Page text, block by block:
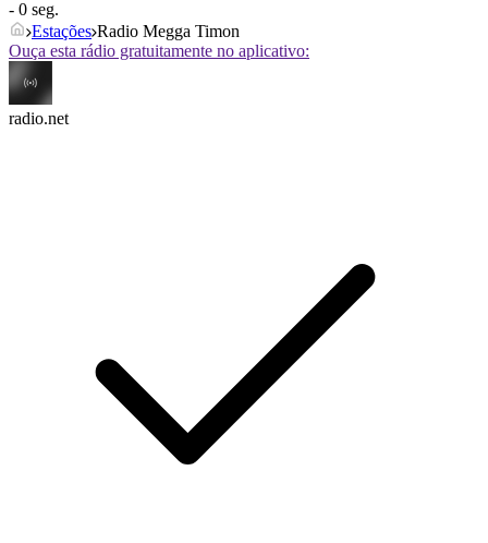
- 0 seg.
Estações Radio Megga Timon
Ouça esta rádio gratuitamente no aplicativo:
radio.net